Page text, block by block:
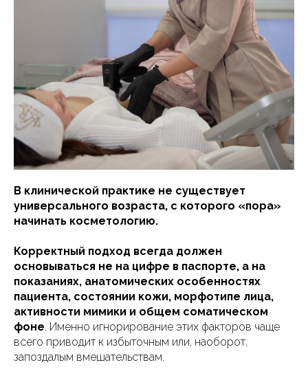
В клинической практике не существует
универсального возраста, с которого «пора»
начинать косметологию.
Корректный подход всегда должен
основываться не на цифре в паспорте, а на
показаниях, анатомических особенностях
пациента, состоянии кожи, морфотипе лица,
активности мимики и общем соматическом
фоне. Именно игнорирование этих факторов чаще
всего приводит к избыточным или, наоборот,
запоздалым вмешательствам.